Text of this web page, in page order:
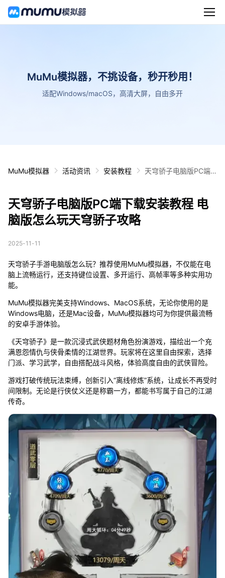
MuMu模拟器，不挑设备，秒开秒用！
适配Windows/macOS，高清大屏，自由多开
MuMu模拟器 活动资讯 安装教程
天穹骄子电脑版PC端
天穹骄子电脑版PC端下载安装教程 电
脑版怎么玩天穹骄子攻略
2025-11-11
天穹骄子手游电脑版怎么玩？推荐使用MuMu模拟器，不仅能在电
脑上流畅运行，还支持键位设置、多开运行、高帧率等多种实用功
能。
MuMu模拟器完美支持Windows、MacOS系统，无论你使用的是
Windows电脑，还是Mac设备，MuMu模拟器均可为你提供最流畅
的安卓手游体验。
《天穹骄子》是一款沉浸式武侠题材角色扮演游戏，描绘出一个充
满恩怨情仇与侠骨柔情的江湖世界。玩家将在这里自由探索，选择
门派、学习武学，自由搭配战斗风格，体验高度自由的武侠冒险。
游戏打破传统玩法束缚，创新引入“离线修炼”系统，让成长不再受时
间限制。无论是行侠仗义还是称霸一方，都能书写属于自己的江湖
传奇。